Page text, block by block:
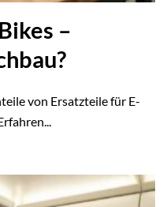
–
von Ersatzteile für E-